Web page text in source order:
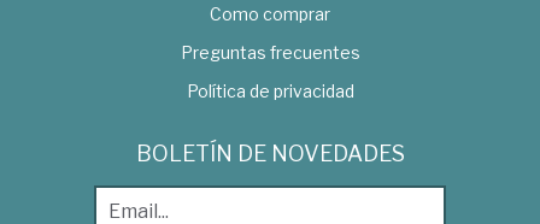
Como comprar
Preguntas frecuentes
Política de privacidad
BOLETÍN DE NOVEDADES